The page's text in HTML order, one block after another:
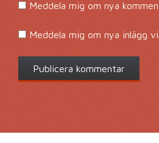
Meddela mig om nya
Meddela mig om nya inlägg